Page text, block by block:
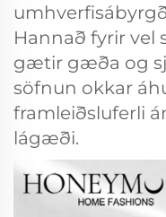
Hannað fyrir
gætir gæða og
söfnun okkar
framleiðsluferli
lágæði.